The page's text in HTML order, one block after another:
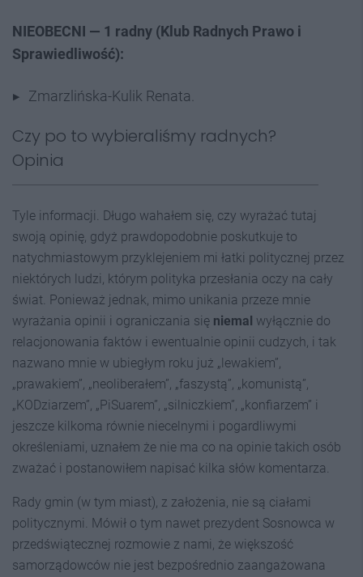
NIEOBECNI — 1 radny (Klub Radnych Prawo i
Sprawiedliwość):
Zmarzlińska-Kulik Renata.
Czy po to wybieraliśmy radnych?
Opinia
Tyle informacji. Długo wahałem się, czy wyrażać tutaj
swoją opinię, gdyż prawdopodobnie poskutkuje to
natychmiastowym przyklejeniem mi łatki politycznej przez
niektórych ludzi, którym polityka przesłania oczy na cały
świat. Ponieważ jednak, mimo unikania przeze mnie
wyrażania opinii i ograniczania się niemal wyłącznie do
relacjonowania faktów i ewentualnie opinii cudzych, i tak
nazwano mnie w ubiegłym roku już „lewakiem”,
„prawakiem”, „neoliberałem”, „faszystą”, „komunistą”,
„KODziarzem”, „PiSuarem”, „silniczkiem”, „konfiarzem” i
jeszcze kilkoma równie niecelnymi i pogardliwymi
określeniami, uznałem że nie ma co na opinie takich osób
zważać i postanowiłem napisać kilka słów komentarza.
Rady gmin (w tym miast), z założenia, nie są ciałami
politycznymi. Mówił o tym nawet prezydent Sosnowca w
przedświątecznej rozmowie z nami, że większość
samorządowców nie jest bezpośrednio zaangażowana